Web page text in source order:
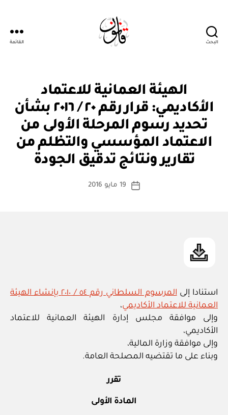
البحث القائمة
التصنيفاتالهيئة العمانية للاعتماد
الأكاديمي: قرار رقم ٢٠ / ٢٠١٦ بشأن
تحديد رسوم المرحلة الأولى من
الاعتماد المؤسسي والتظلم من
تقارير ونتائج تدقيق الجودة
كاتب
بو
س
ة
تاريخ
19 مايو 2016
استنادا إلى
المرسوم السلطاني رقم ٥٤ / ٢٠١٠ بإنشاء الهيئة
العمانية للاعتماد الأكاديمي،
وإلى موافقة مجلس إدارة الهيئة العمانية للاعتماد
الأكاديمي،
وإلى موافقة وزارة المالية،
وبناء على ما تقتضيه المصلحة العامة.
تقرر
المادة الأولى